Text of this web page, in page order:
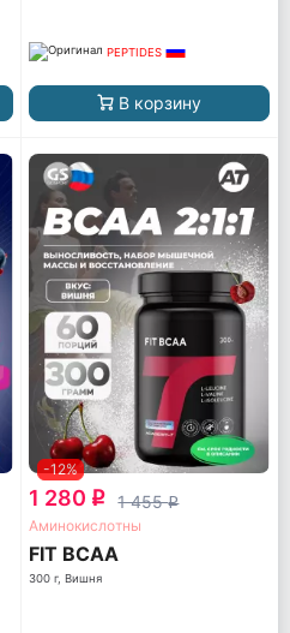
PEPTIDES
В корзину
-12%
1 280 q 1 455q
Аминокислотны
FIT BCAA
300 г, Вишня